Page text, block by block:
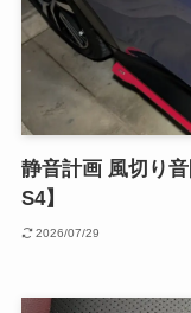
静音計画 風切り
S4】
2026/07/29